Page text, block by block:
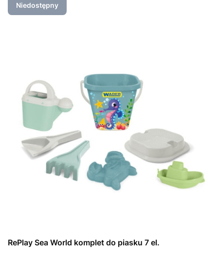
Niedostępny
RePlay Sea World komplet do piasku 7 el.